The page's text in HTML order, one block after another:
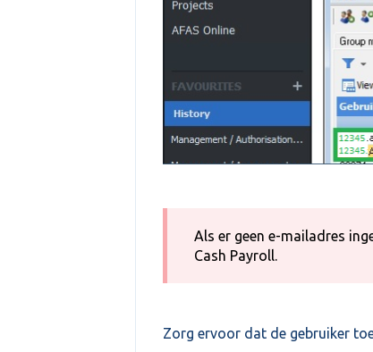
Als er geen e-mailadres
Cash Payroll.
Zorg ervoor dat de gebruiker